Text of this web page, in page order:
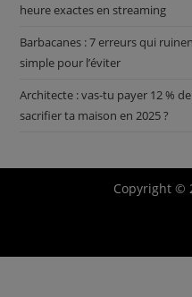
heure exactes en streaming
Barbacanes : 7 erreurs qui
simple pour l’éviter
Architecte : vas-tu payer 12 %
sacrifier ta maison en 2025 ?
Copyright ©